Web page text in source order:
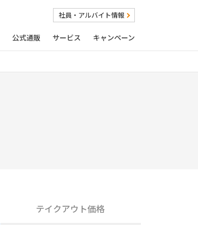
社員・アルバイト情報
公式通販 サービス キャンペーン
テイクアウト価格